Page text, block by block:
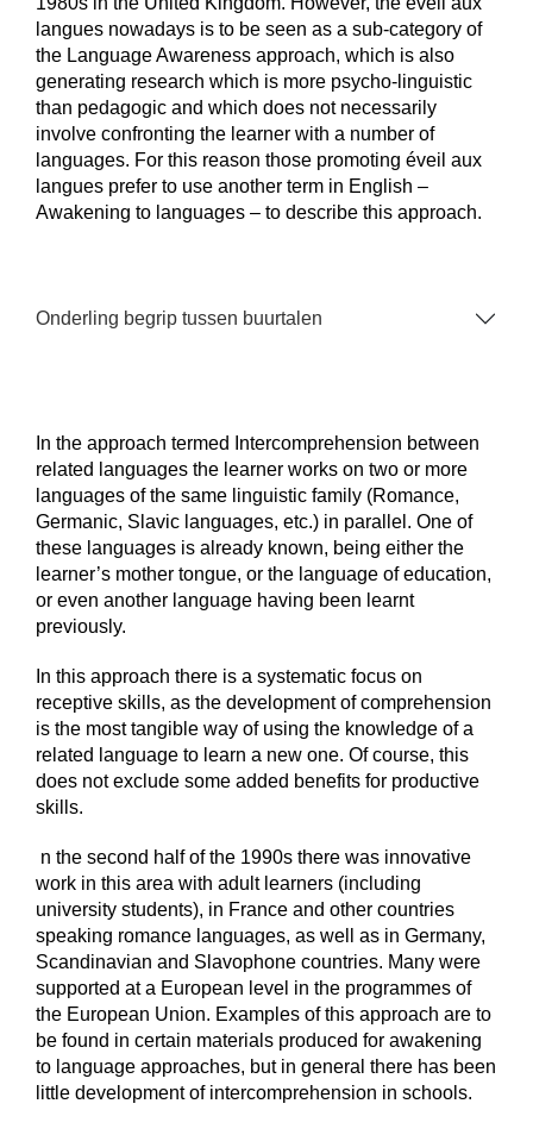
langues nowadays is to be seen as a sub-category of
the Language Awareness approach, which is also
generating research which is more psycho-linguistic
than pedagogic and which does not necessarily
involve confronting the learner with a number of
languages. For this reason those promoting éveil aux
langues prefer to use another term in English –
Awakening to languages – to describe this approach.
Onderling begrip tussen buurtalen
In the approach termed Intercomprehension between
related languages the learner works on two or more
languages of the same linguistic family (Romance,
Germanic, Slavic languages, etc.) in parallel. One of
these languages is already known, being either the
learner’s mother tongue, or the language of education,
or even another language having been learnt
previously.
In this approach there is a systematic focus on
receptive skills, as the development of comprehension
is the most tangible way of using the knowledge of a
related language to learn a new one. Of course, this
does not exclude some added benefits for productive
skills.
n the second half of the 1990s there was innovative
work in this area with adult learners (including
university students), in France and other countries
speaking romance languages, as well as in Germany,
Scandinavian and Slavophone countries. Many were
supported at a European level in the programmes of
the European Union. Examples of this approach are to
be found in certain materials produced for awakening
to language approaches, but in general there has been
little development of intercomprehension in schools.